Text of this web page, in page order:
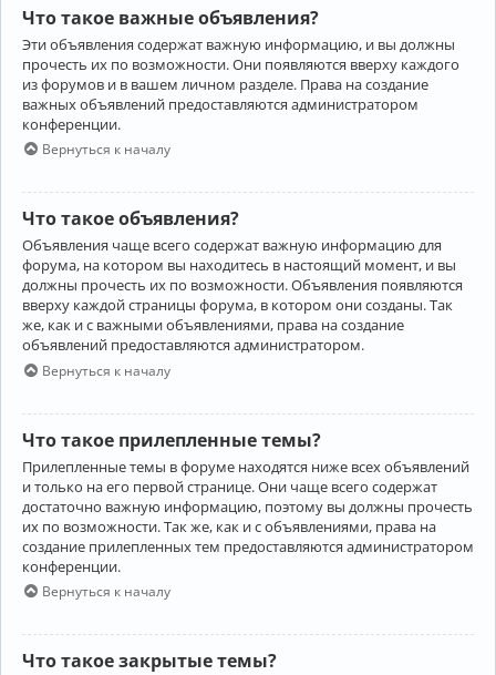
Что такое важные объявления?
Эти объявления содержат важную информацию, и вы должны
прочесть их по возможности. Они появляются вверху каждого
из форумов и в вашем личном разделе. Права на создание
важных объявлений предоставляются администратором
конференции.
Вернуться к началу
Что такое объявления?
Объявления чаще всего содержат важную информацию для
форума, на котором вы находитесь в настоящий момент, и вы
должны прочесть их по возможности. Объявления появляются
вверху каждой страницы форума, в котором они созданы. Так
же, как и с важными объявлениями, права на создание
объявлений предоставляются администратором.
Вернуться к началу
Что такое прилепленные темы?
Прилепленные темы в форуме находятся ниже всех объявлений
и только на его первой странице. Они чаще всего содержат
достаточно важную информацию, поэтому вы должны прочесть
их по возможности. Так же, как и с объявлениями, права на
создание прилепленных тем предоставляются администратором
конференции.
Вернуться к началу
Что такое закрытые темы?